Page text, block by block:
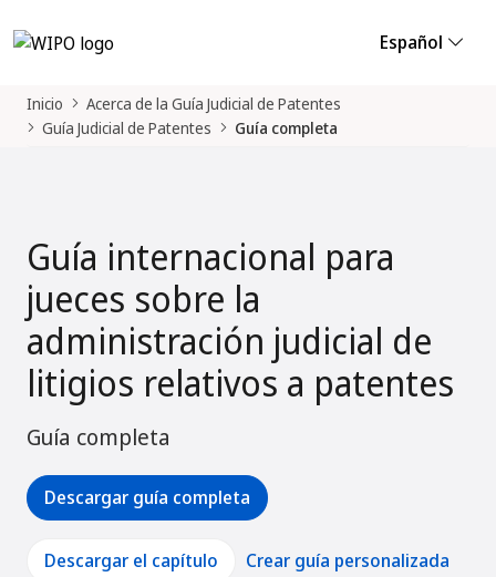
Español
Inicio
Acerca de la Guía Judicial de Patentes
Guía Judicial de Patentes
Guía completa
Guía internacional para
jueces sobre la
administración judicial de
litigios relativos a patentes
Guía completa
Descargar guía completa
Descargar el capítulo Crear guía personalizada